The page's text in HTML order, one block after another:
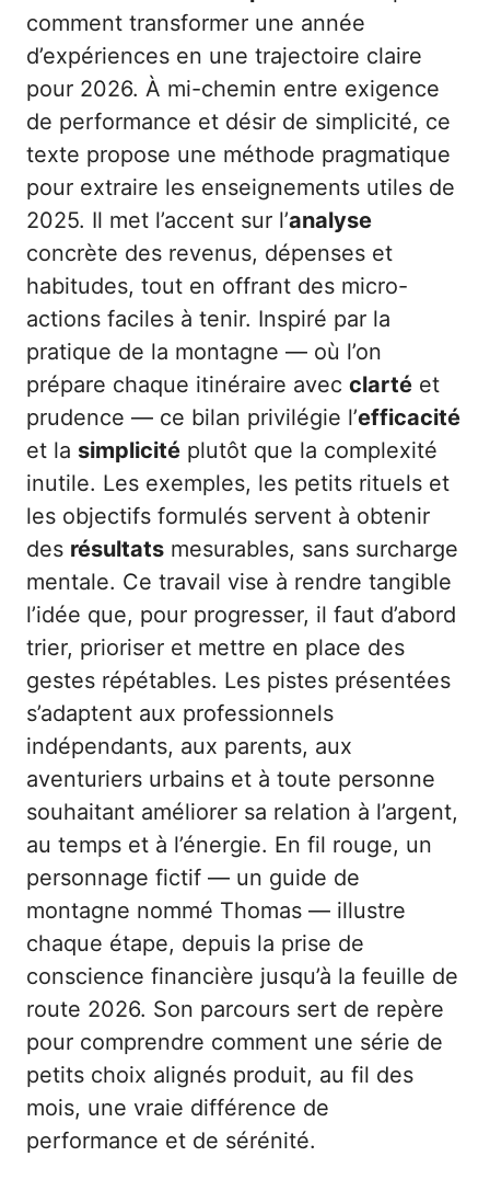
comment transformer une année
d’expériences en une trajectoire claire
pour 2026. À mi-chemin entre exigence
de performance et désir de simplicité, ce
texte propose une méthode pragmatique
pour extraire les enseignements utiles de
2025. Il met l’accent sur l’analyse
concrète des revenus, dépenses et
habitudes, tout en offrant des micro-
actions faciles à tenir. Inspiré par la
pratique de la montagne — où l’on
prépare chaque itinéraire avec clarté et
prudence — ce bilan privilégie l’efficacité
et la simplicité plutôt que la complexité
inutile. Les exemples, les petits rituels et
les objectifs formulés servent à obtenir
des résultats mesurables, sans surcharge
mentale. Ce travail vise à rendre tangible
l’idée que, pour progresser, il faut d’abord
trier, prioriser et mettre en place des
gestes répétables. Les pistes présentées
s’adaptent aux professionnels
indépendants, aux parents, aux
aventuriers urbains et à toute personne
souhaitant améliorer sa relation à l’argent,
au temps et à l’énergie. En fil rouge, un
personnage fictif — un guide de
montagne nommé Thomas — illustre
chaque étape, depuis la prise de
conscience financière jusqu’à la feuille de
route 2026. Son parcours sert de repère
pour comprendre comment une série de
petits choix alignés produit, au fil des
mois, une vraie différence de
performance et de sérénité.